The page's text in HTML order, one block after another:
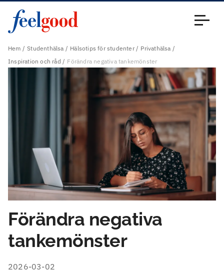
Hem Studenthälsa Hälsotips för studenter
Privathälsa
Inspiration och råd
Förändra negativa tankemönster
Förändra negativa
tankemönster
2026-03-02